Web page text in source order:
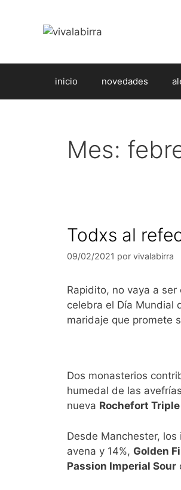
contenido
inicio novedades
Mes:
Todxs al
09/02/2021 por vivalabirra
Rapidito, no vaya a
celebra el Día Mundial
maridaje que promete
Dos monasterios
humedal de las
nueva Rochefort
Desde Manchester,
avena y 14%, Golden
Passion Imperial Sour